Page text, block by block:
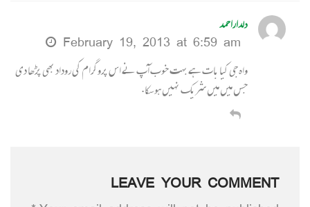
دلداراحمد
February 19, 2013 at 6:59 am
واہ جی کیا بات ہے بہت خوب آپ نے اس پروگرام کی روداد بھی پڑھا دی
جس میں میں شریک نہیں ہوسکا.
LEAVE YOUR COMMENT